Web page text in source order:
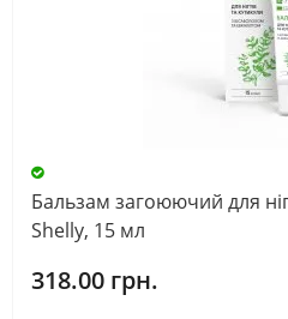
Бальзам загоюючий для
Shelly, 15 мл
318.00 грн.